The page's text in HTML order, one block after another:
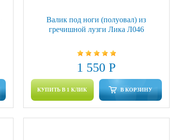
Валик под ноги (полуовал) из
гречишной лузги Лика Л046
1 550 Р
КУПИТЬ В 1 КЛИК В КОРЗИНУ